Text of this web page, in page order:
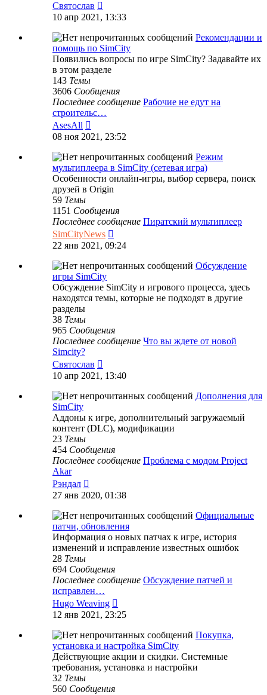
Святослав
к
сообщению
10 апр 2021, 13:33
Рекомендации и
помощь по SimCity
Появились вопросы по игре SimCity? Задавайте их
в этом разделе
143 Темы
3606 Сообщения
Последнее сообщение Рабочие не едут на
строительс…
AsesAll
к
сообщению
08 ноя 2021, 23:52
Режим
мультиплеера в SimCity (сетевая игра)
Особенности онлайн-игры, выбор сервера, поиск
друзей в Origin
59 Темы
1151 Сообщения
Последнее сообщение Пиратский мультиплеер
SimCityNews
к
сообщению
22 янв 2021, 09:24
Обсуждение
игры SimCity
Обсуждение SimCity и игрового процесса, здесь
находятся темы, которые не подходят в другие
разделы
38 Темы
965 Сообщения
Последнее сообщение Что вы ждете от новой
Simcity?
Святослав
к
сообщению
10 апр 2021, 13:40
Дополнения для
SimCity
Аддоны к игре, дополнительный загружаемый
контент (DLC), модификации
23 Темы
454 Сообщения
Последнее сообщение Проблема с модом Project
Akar
Рэндал
к
сообщению
27 янв 2020, 01:38
Официальные
патчи, обновления
Информация о новых патчах к игре, история
изменений и исправление известных ошибок
28 Темы
694 Сообщения
Последнее сообщение Обсуждение патчей и
исправлен…
Hugo Weaving
к
сообщению
12 янв 2021, 23:25
Покупка,
установка и настройка SimCity
Действующие акции и скидки. Системные
требования, установка и настройки
32 Темы
560 Сообщения